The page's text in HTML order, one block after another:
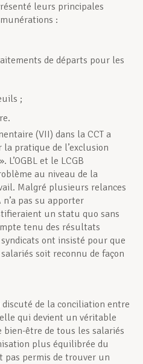
leurs principales
:
de départs pour les
;
(VII) dans la CCT a
pratique de l’exclusion
et le LCGB
au niveau de la
Malgré plusieurs relances
n’a pas su apporter
un statu quo sans
tenu des résultats
ont insisté pour que
soit reconnu de façon
discuté de la conciliation entre
qui devient un véritable
être de tous les salariés
plus équilibrée du
pas permis de trouver un